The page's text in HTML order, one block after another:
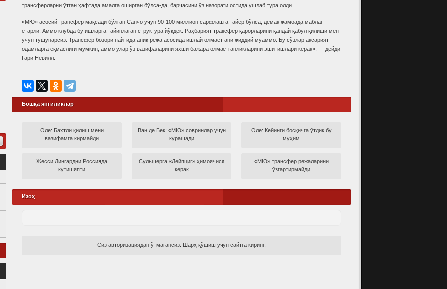
трансферларни ўтган ҳафтада амалга оширган бўлса-да, барчасини ўз назорати остида ушлаб тура олди.
«МЮ» асосий трансфер мақсади бўлган Санчо учун 90-100 миллион сарфлашга тайёр бўлса, демак жамоада маблағ
етарли. Аммо клубда бу ишларга тайинлаган структура йўқдек. Раҳбарият трансфер қарорларини қандай қабул қилиши мен
учун тушунарсиз. Трансфер бозори пайтида аниқ режа асосида ишлай олмаётгани жиддий муаммо. Бу сўзлар аксарият
одамларга ёқмаслиги мумкин, аммо улар ўз вазифаларини яхши бажара олмаётганликларини эшитишлари керак», — дейди
Гари Невилл.
Бошқа янгиликлар
Оле: Бахтли қилиш мени
вазифамга кирмайди
Ван де Бек: «МЮ» совринлар учун
курашади
Оле: Кейинги босқичга ўтдик бу
муҳим
Жесси Лингардни Россияда
кутишяпти
Сульшерга «Лейпциг» ҳимоячиси
керак
«МЮ» трансфер режаларини
ўзгартирмайди
Изоҳ
Сиз авторизациядан ўтмагансиз. Шарҳ қўшиш учун сайтга киринг.